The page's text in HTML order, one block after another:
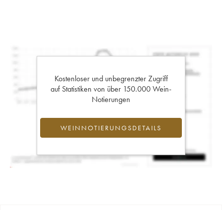
Kostenloser und unbegrenzter Zugriff
auf Statistiken von über 150.000 Wein-
Notierungen
WEINNOTIERUNGSDETAILS